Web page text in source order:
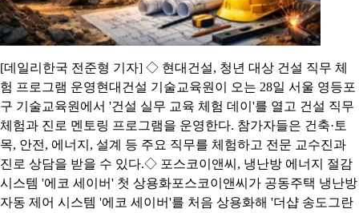
[데일리한국 전준형 기자] ◇ 현대건설, 청년 대상 건설 직무 체
험 프로그램 운영현대건설 기술교육원이 오는 28일 서울 영등포
구 기술교육원에서 '건설 실무 교육 체험 데이'를 열고 건설 직무
체험과 진로 멘토링 프로그램을 운영한다. 참가자들은 건축·토
목, 안전, 에너지, 설계 등 주요 직무를 체험하고 전문 교수진과
진로 상담을 받을 수 있다.◇ 포스코이앤씨, 냉난방 에너지 절감
시스템 '에코 세이버' 첫 상용화포스코이앤씨가 공동주택 냉난방
자동 제어 시스템 '에코 세이버'를 처음 상용화해 '더샵 송도그란